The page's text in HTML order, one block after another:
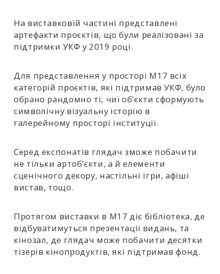
На виставковій частині представлені
артефакти проєктів, що були реалізовані за
підтримки УКФ у 2019 році.
Для представлення у просторі М17 всіх
категорій проєктів, які підтримав УКФ, було
обрано рандомно ті, чиї об’єкти сформують
символічну візуальну історію в
галерейному просторі інституції.
Серед експонатів глядач зможе побачити
не тільки артоб’єкти, а й елементи
сценічного декору, настільні ігри, афіші
вистав, тощо.
Протягом виставки в М17 діє бібліотека, де
відбуватимуться презентації видань, та
кінозал, де глядач може побачити десятки
тізерів кінопродуктів, які підтримав фонд.